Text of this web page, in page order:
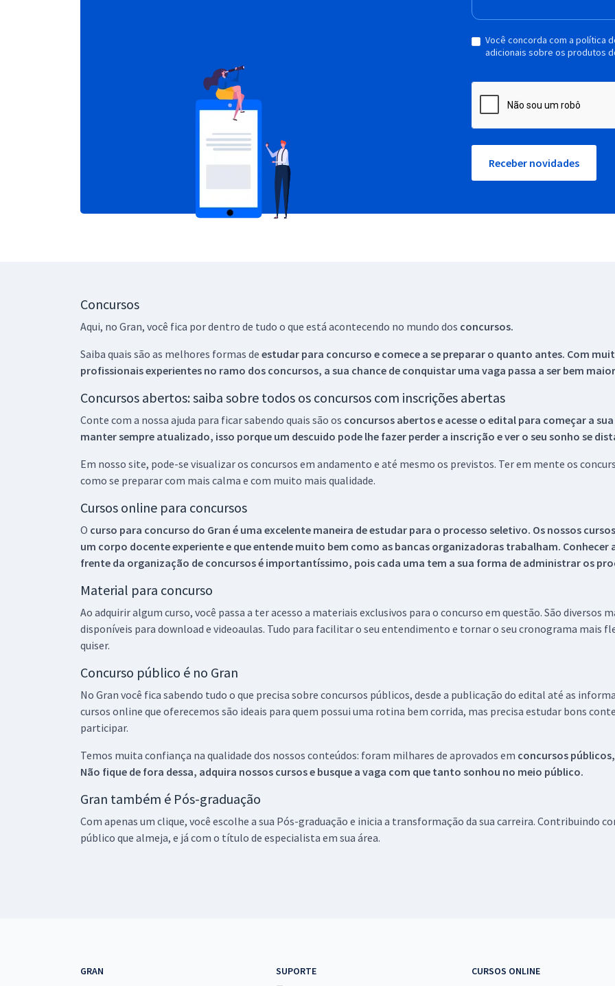
Você concorda com a política
adicionais sobre os produtos
Receber novidades
Concursos
Aqui, no Gran, você fica por dentro de tudo o que está acontecendo no mundo dos concursos.
Saiba quais são as melhores formas de estudar para concurso e comece a se preparar o quanto antes. Com
profissionais experientes no ramo dos concursos, a sua chance de conquistar uma vaga passa a ser bem
Concursos abertos: saiba sobre todos os concursos com inscrições abertas
Conte com a nossa ajuda para ficar sabendo quais são os concursos abertos e acesse o edital para começar a
manter sempre atualizado, isso porque um descuido pode lhe fazer perder a inscrição e ver o seu sonho se
Em nosso site, pode-se visualizar os concursos em andamento e até mesmo os previstos. Ter em mente os
como se preparar com mais calma e com muito mais qualidade.
Cursos online para concursos
O curso para concurso do Gran é uma excelente maneira de estudar para o processo seletivo. Os nossos
um corpo docente experiente e que entende muito bem como as bancas organizadoras trabalham.
frente da organização de concursos é importantíssimo, pois cada uma tem a sua forma de administrar os
Material para concurso
Ao adquirir algum curso, você passa a ter acesso a materiais exclusivos para o concurso em questão. São
disponíveis para download e videoaulas. Tudo para facilitar o seu entendimento e tornar o seu cronograma mais
quiser.
Concurso público é no Gran
No Gran você fica sabendo tudo o que precisa sobre concursos públicos, desde a publicação do edital até as
cursos online que oferecemos são ideais para quem possui uma rotina bem corrida, mas precisa estudar bons
participar.
Temos muita confiança na qualidade dos nossos conteúdos: foram milhares de aprovados em concursos
Não fique de fora dessa, adquira nossos cursos e busque a vaga com que tanto sonhou no meio público.
Gran também é Pós-graduação
Com apenas um clique, você escolhe a sua Pós-graduação e inicia a transformação da sua carreira. Contribuindo
público que almeja, e já com o título de especialista em sua área.
GRAN
SUPORTE
CURSOS ONLINE